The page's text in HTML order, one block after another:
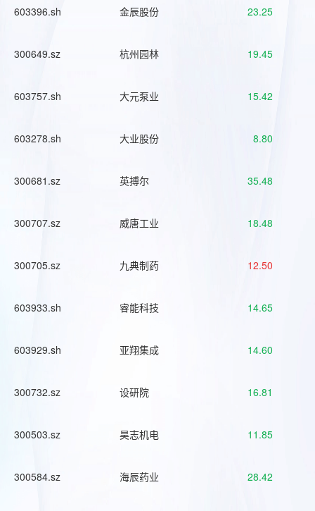
603396.sh 金辰股份 23.25
300649.sz 杭州园林 19.45
603757.sh 大元泵业 15.42
603278.sh 大业股份 8.80
300681.sz 英搏尔 35.48
300707.sz 威唐工业 18.48
300705.sz 九典制药 12.50
603933.sh 睿能科技 14.65
603929.sh 亚翔集成 14.60
300732.sz 设研院 16.81
300503.sz 昊志机电 11.85
300584.sz 海辰药业 28.42